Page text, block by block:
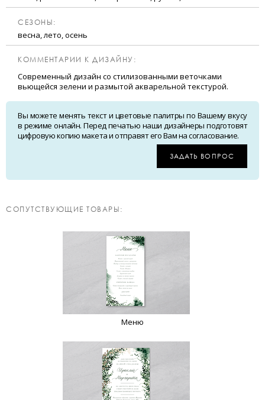
CЕЗОНЫ:
весна, лето, осень
КОММЕНТАРИИ К ДИЗАЙНУ:
Современный дизайн со стилизованными веточками
вьющейся зелени и размытой акварельной текстурой.
Вы можете менять текст и цветовые палитры по Вашему вкусу
в режиме онлайн. Перед печатью наши дизайнеры подготовят
цифровую копию макета и отправят его Вам на согласование.
ЗАДАТЬ ВОПРОС
CОПУТСТВУЮЩИЕ ТОВАРЫ:
Меню